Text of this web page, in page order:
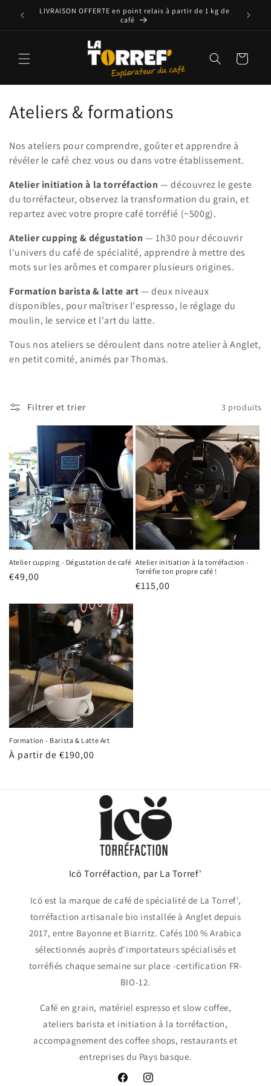
passer
pro et
LIVRAISON OFFERTE en point relais à partir de 1 kg de
café
Icö
Panier
C
l
l
e
c
t
i
o
n
:
Ateliers & formations
Nos ateliers pour comprendre, goûter et apprendre à
révéler le café chez vous ou dans votre établissement.
Atelier initiation à la torréfaction — découvrez le geste
du torréfacteur, observez la transformation du grain, et
repartez avec votre propre café torréfié (~500g).
Atelier cupping & dégustation — 1h30 pour découvrir
l'univers du café de spécialité, apprendre à mettre des
mots sur les arômes et comparer plusieurs origines.
Formation barista & latte art— deux niveaux
disponibles, pour maîtriser l'espresso, le réglage du
moulin, le service et l'art du latte.
Tous nos ateliers se déroulent dans notre atelier à Anglet,
en petit comité, animés par Thomas.
Filtrer et trier 3 produits
Atelier cupping - Dégustation de café
Prix
€49,00
Atelier initiation à la torréfaction -
Torréfie ton propre café !
Prix
€115,00
Formation - Barista & Latte Art
Prix
À partir de €190,00
Icö Torréfaction, par La Torref'
Icö est la marque de café de spécialité de La Torref',
torréfaction artisanale bio installée à Anglet depuis
2017, entre Bayonne et Biarritz. Cafés 100 % Arabica
sélectionnés auprès d'importateurs spécialisés et
torréfiés chaque semaine sur place -certification FR-
BIO-12.
Café en grain, matériel espresso et slow coffee,
ateliers barista et initiation à la torréfaction,
accompagnement des coffee shops, restaurants et
entreprises du Pays basque.